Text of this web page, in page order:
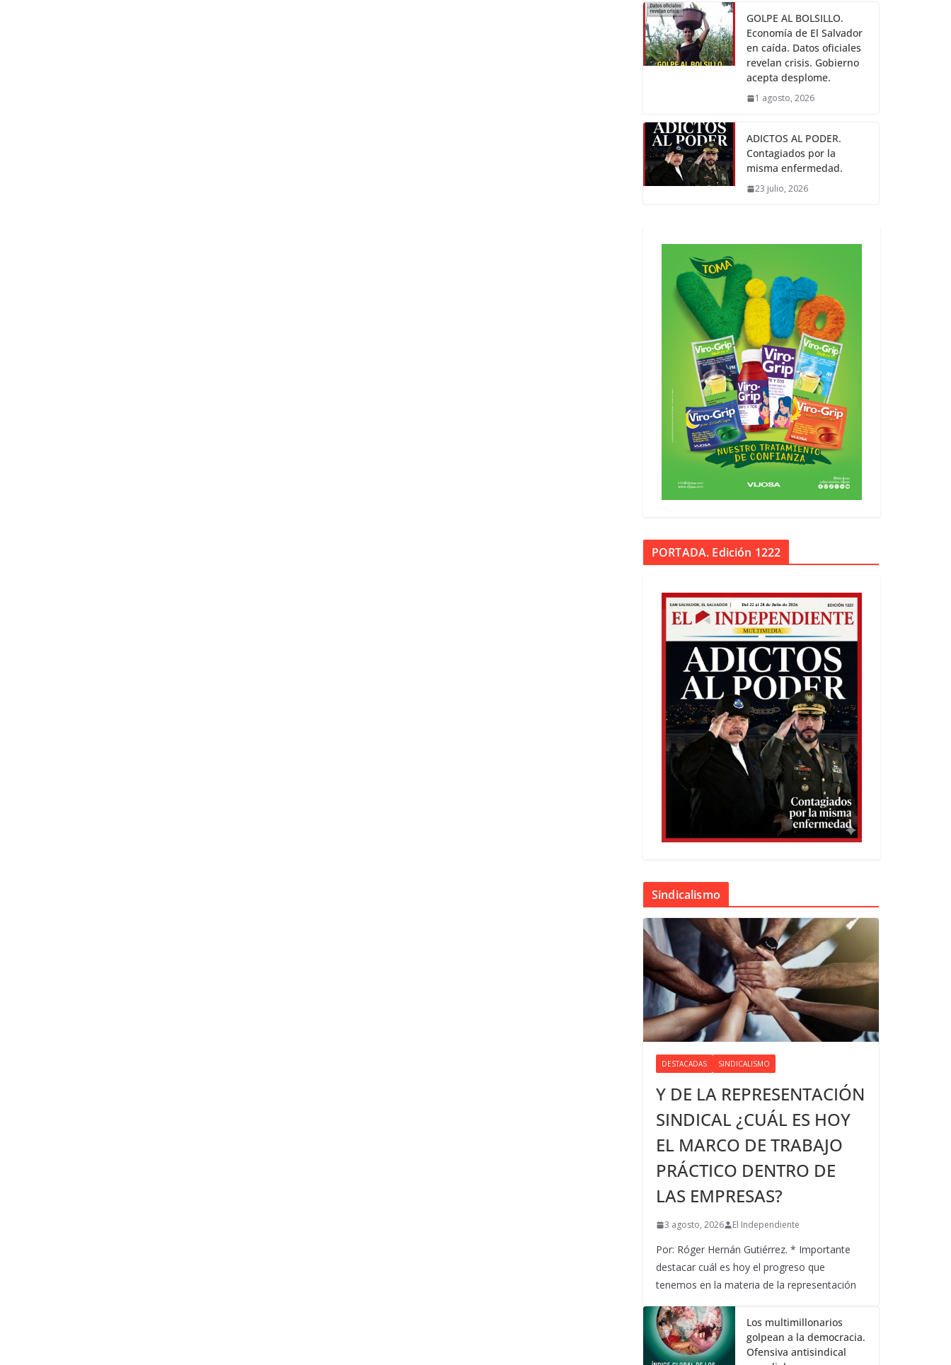
GOLPE AL BOLSILLO.
Economía de El Salvador
en caída. Datos oficiales
revelan crisis. Gobierno
acepta desplome.
1 agosto, 2026
ADICTOS AL PODER.
Contagiados por la
misma enfermedad.
23 julio, 2026
PORTADA. Edición 1222
Sindicalismo
DESTACADAS SINDICALISMO
Y DE LA REPRESENTACIÓN
SINDICAL ¿CUÁL ES HOY
EL MARCO DE TRABAJO
PRÁCTICO DENTRO DE
LAS EMPRESAS?
3 agosto, 2026 El Independiente
Por: Róger Hernán Gutiérrez. * Importante
destacar cuál es hoy el progreso que
tenemos en la materia de la representación
Los multimillonarios
golpean a la democracia.
Ofensiva antisindical